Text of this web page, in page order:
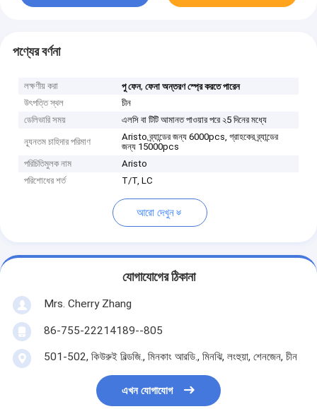
পণ্যের বর্ণনা
লক্ষণীয় করা পু ফেন,ফেনা অন্তরণ স্প্রে করতে পারেন
উৎপত্তি স্থল
চীন
ডেলিভারি সময়
এলসি বা টিটি আমানত পাওয়ার পরে ২5 দিনের মধ্যে
ন্যূনতম চাহিদার পরিমাণ
Aristo ব্র্যান্ডের জন্য 6000pcs, গ্রাহকের ব্র্যান্ডের
জন্য 15000pcs
পরিচিতিমুলক নাম
Aristo
পরিশোধের শর্ত
T/T, LC
আরো দেখুন
যোগাযোগের ঠিকানা
Mrs. Cherry Zhang
86-755-22214189--805
501-502, কিউরুই বিল্ডজি., মিনকাং আরডি., মিনঝি, লংহুয়া, শেনজেন, চীন
এখন যোগাযোগ